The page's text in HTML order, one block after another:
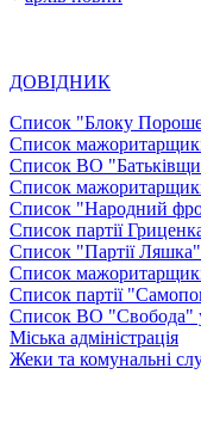
ДОВІДНИК
Список "Блоку
Список
Список ВО
Список
Список "Народний
Список партії
Список "Партії
Список
Список партії
Список ВО "Свобода"
Міська адміністрація
Жеки та комунальні